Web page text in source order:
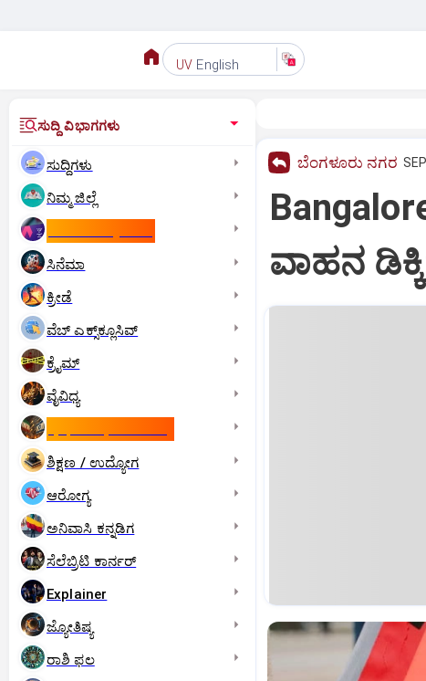
UV English
ಸುದ್ದಿ ವಿಭಾಗಗಳು
ಸುದ್ದಿಗಳು
ನಿಮ್ಮ ಜಿಲ್ಲೆ
ಸಿನೆಮಾ
ಕ್ರೀಡೆ
ವೆಬ್ ಎಕ್ಸ್‌ಕ್ಲೂಸಿವ್
ಕ್ರೈಮ್
ವೈವಿಧ್ಯ
ಶಿಕ್ಷಣ / ಉದ್ಯೋಗ
ಆರೋಗ್ಯ
ಅನಿವಾಸಿ ಕನ್ನಡಿಗ
ಸೆಲೆಬ್ರಿಟಿ ಕಾರ್ನರ್‌
Explainer
ಜ್ಯೋತಿಷ್ಯ
ರಾಶಿ ಫಲ
ಬೆಂಗಳೂರು ನಗರ
ವಾಹನ